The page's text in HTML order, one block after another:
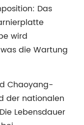
Das
wird
die Wartung
Chaoyang-
der nationalen
Lebensdauer